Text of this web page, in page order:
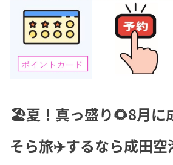
🏖️夏！真っ盛り🌻8月に
そら旅✈️するなら成田空